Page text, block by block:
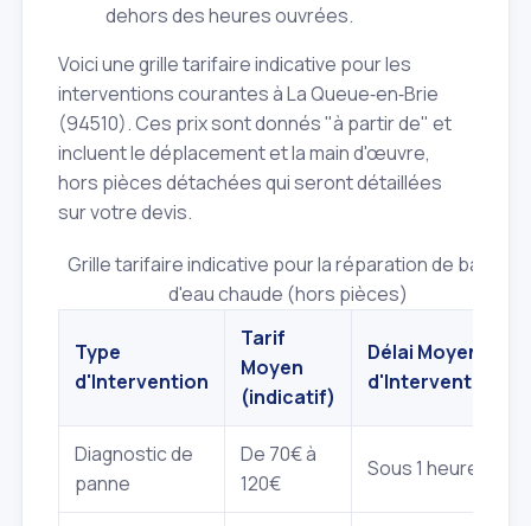
dehors des heures ouvrées.
Voici une grille tarifaire indicative pour les
interventions courantes à La Queue‑en‑Brie
(94510). Ces prix sont donnés "à partir de" et
incluent le déplacement et la main d'œuvre,
hors pièces détachées qui seront détaillées
sur votre devis.
Grille tarifaire indicative pour la réparation de ballon
d'eau chaude (hors pièces)
Type
d'Intervention
Tarif
Moyen
(indicatif)
Délai Moyen
d'Intervention
Diagnostic de
panne
De 70€ à
120€
Sous 1 heure